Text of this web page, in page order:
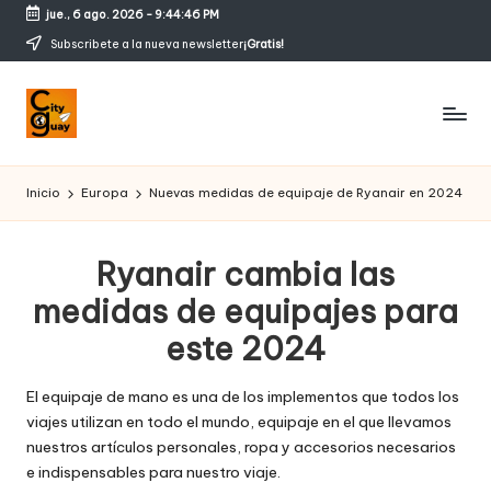
Saltar
contenido
jue., 6 ago. 2026- 9:44:47 PM
Subscribete a la nueva newsletter¡Gratis!
C
it
y
u
y
rincones
Inicio Europa Nuevas medidas de equipaje de Ryanair en 2024
Ryanair cambia las
medidas de equipajes para
este 2024
El equipaje de mano es una de los implementos que todos los
viajes utilizan en todo el mundo, equipaje en el que llevamos
nuestros artículos personales, ropa y accesorios necesarios
e indispensables para nuestro viaje.